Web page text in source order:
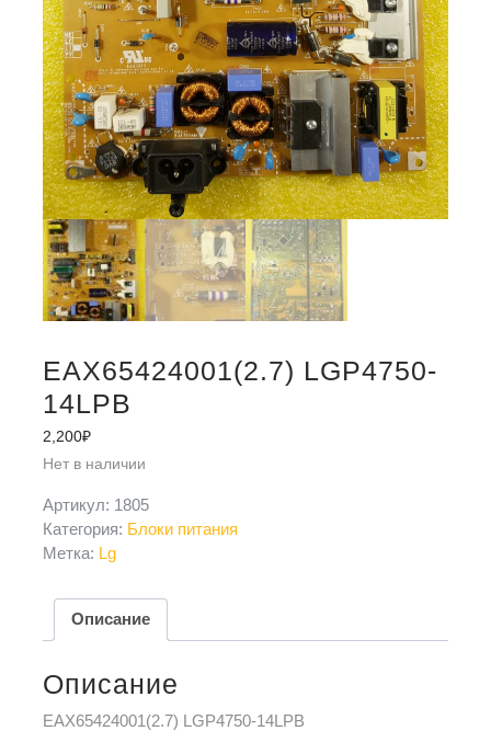
EAX65424001(2.7) LGP4750-
14LPB
2,200₽
Нет в наличии
Артикул: 1805
Категория: Блоки питания
Метка: Lg
Описание
Описание
EAX65424001(2.7) LGP4750-14LPB